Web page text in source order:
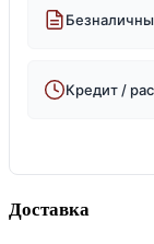
Кредит /
Доставка